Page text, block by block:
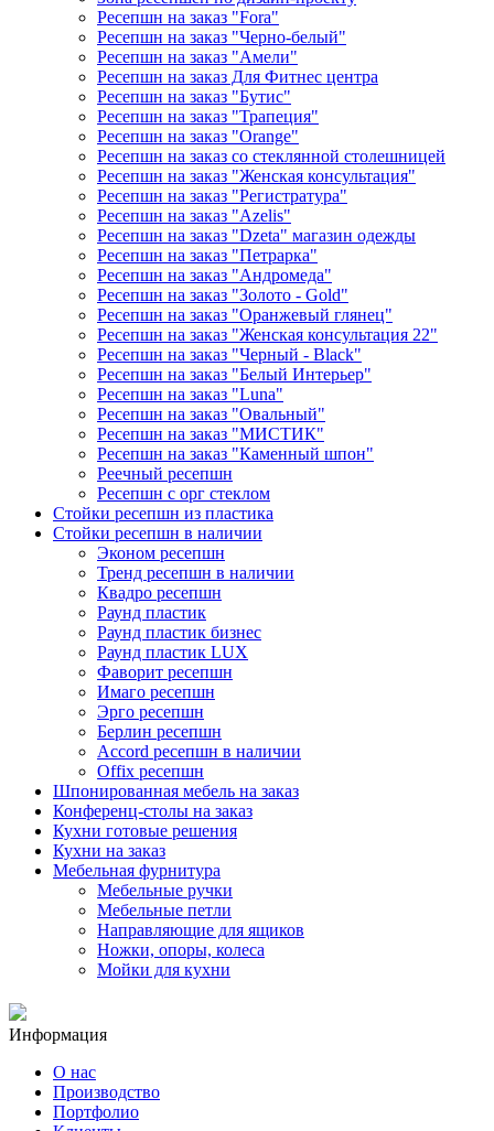
Ресепшн на заказ "Fora"
Ресепшн на заказ "Черно-белый"
Ресепшн на заказ "Амели"
Ресепшн на заказ Для Фитнес центра
Ресепшн на заказ "Бутис"
Ресепшн на заказ "Трапеция"
Ресепшн на заказ "Orange"
Ресепшн на заказ со стеклянной столешницей
Ресепшн на заказ "Женская консультация"
Ресепшн на заказ "Регистратура"
Ресепшн на заказ "Azelis"
Ресепшн на заказ "Dzeta" магазин одежды
Ресепшн на заказ "Петрарка"
Ресепшн на заказ "Андромеда"
Ресепшн на заказ "Золото - Gold"
Ресепшн на заказ "Оранжевый глянец"
Ресепшн на заказ "Женская консультация 22"
Ресепшн на заказ "Черный - Black"
Ресепшн на заказ "Белый Интерьер"
Ресепшн на заказ "Luna"
Ресепшн на заказ "Овальный"
Ресепшн на заказ "МИСТИК"
Ресепшн на заказ "Каменный шпон"
Реечный ресепшн
Ресепшн с орг стеклом
Стойки ресепшн из пластика
Стойки ресепшн в наличии
Эконом ресепшн
Тренд ресепшн в наличии
Квадро ресепшн
Раунд пластик
Раунд пластик бизнес
Раунд пластик LUX
Фаворит ресепшн
Имаго ресепшн
Эрго ресепшн
Берлин ресепшн
Accord ресепшн в наличии
Offix ресепшн
Шпонированная мебель на заказ
Конференц-столы на заказ
Кухни готовые решения
Кухни на заказ
Мебельная фурнитура
Мебельные ручки
Мебельные петли
Направляющие для ящиков
Ножки, опоры, колеса
Мойки для кухни
Информация
О нас
Производство
Портфолио